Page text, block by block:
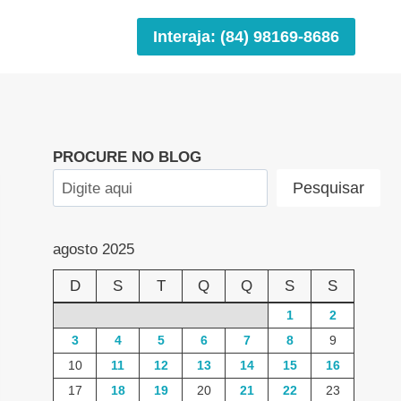
Interaja: (84) 98169-8686
PROCURE NO BLOG
Pesquisar
agosto 2025
D S T Q Q S S
1
2
3
4 5 6 7 8
9
10
11 12 13 14 15
16
17
18 19 20 21 22 23